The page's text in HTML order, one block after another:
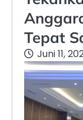
Tepat
Juni 11,